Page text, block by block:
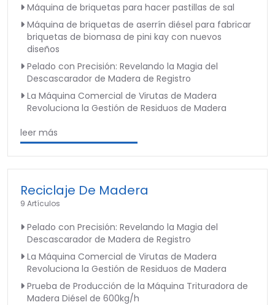
Máquina de briquetas para hacer pastillas de sal
Máquina de briquetas de aserrín diésel para fabricar
briquetas de biomasa de pini kay con nuevos
diseños
Pelado con Precisión: Revelando la Magia del
Descascarador de Madera de Registro
La Máquina Comercial de Virutas de Madera
Revoluciona la Gestión de Residuos de Madera
leer más
Reciclaje De Madera
9 Artículos
Pelado con Precisión: Revelando la Magia del
Descascarador de Madera de Registro
La Máquina Comercial de Virutas de Madera
Revoluciona la Gestión de Residuos de Madera
Prueba de Producción de la Máquina Trituradora de
Madera Diésel de 600kg/h